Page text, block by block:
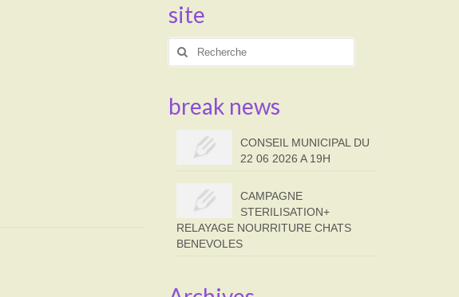
site
Rechercher
break news
CONSEIL MUNICIPAL DU
22 06 2026 A 19H
CAMPAGNE
STERILISATION+
RELAYAGE NOURRITURE CHATS
BENEVOLES